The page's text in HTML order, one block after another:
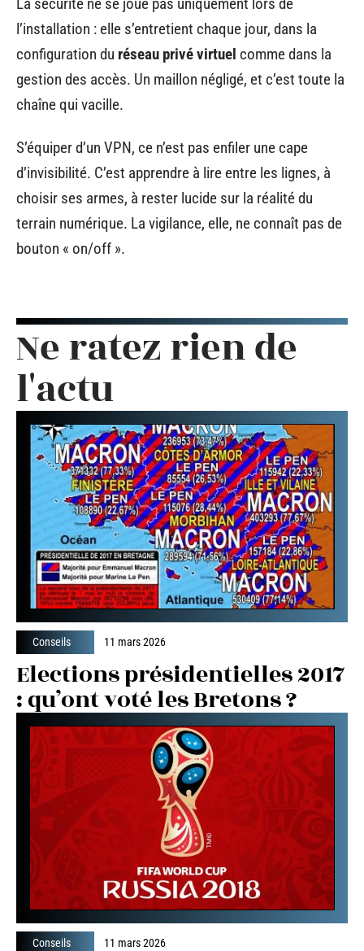
l’installation : elle s’entretient chaque jour, dans la
configuration du réseau privé virtuel comme dans la
gestion des accès. Un maillon négligé, et c’est toute la
chaîne qui vacille.
S’équiper d’un VPN, ce n’est pas enfiler une cape
d’invisibilité. C’est apprendre à lire entre les lignes, à
choisir ses armes, à rester lucide sur la réalité du
terrain numérique. La vigilance, elle, ne connaît pas de
bouton « on/off ».
Ne ratez rien de
l'actu
Conseils 11 mars 2026
Elections présidentielles 2017
: qu’ont voté les Bretons ?
Conseils 11 mars 2026